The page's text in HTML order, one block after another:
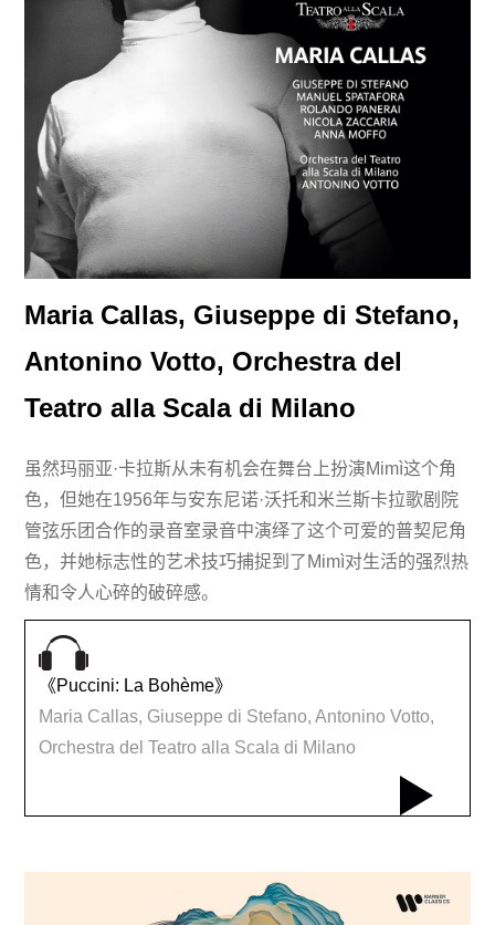
Maria Callas, Giuseppe di Stefano,
Antonino Votto, Orchestra del
Teatro alla Scala di Milano
虽然玛丽亚·卡拉斯从未有机会在舞台上扮演Mimì这个角
色，但她在1956年与安东尼诺·沃托和米兰斯卡拉歌剧院
管弦乐团合作的录音室录音中演绎了这个可爱的普契尼角
色，并她标志性的艺术技巧捕捉到了Mimì对生活的强烈热
情和令人心碎的破碎感。
《Puccini: La Bohème》
Maria Callas, Giuseppe di Stefano, Antonino Votto,
Orchestra del Teatro alla Scala di Milano